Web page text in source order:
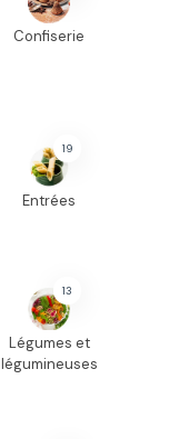
Confiserie
19
Entrées
13
Légumes et
légumineuses